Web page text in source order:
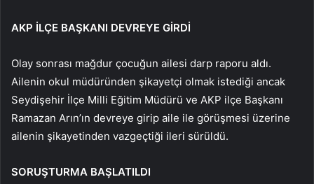
AKP İLÇE BAŞKANI DEVREYE GİRDİ
Olay sonrası mağdur çocuğun ailesi darp raporu aldı.
Ailenin okul müdüründen şikayetçi olmak istediği ancak
Seydişehir İlçe Milli Eğitim Müdürü ve AKP ilçe Başkanı
Ramazan Arın’ın devreye girip aile ile görüşmesi üzerine
ailenin şikayetinden vazgeçtiği ileri sürüldü.
SORUŞTURMA BAŞLATILDI